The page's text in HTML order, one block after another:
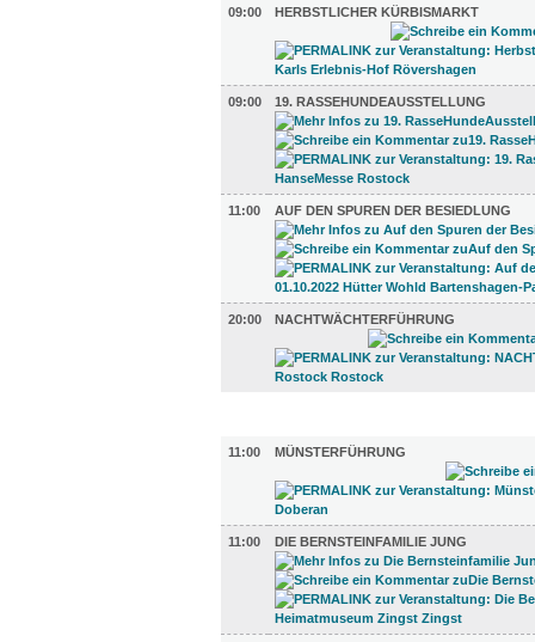
09:00 HERBSTLICHER KÜRBISMARKT
09:00 19. RASSEHUNDEAUSSTELLUNG
11:00 AUF DEN SPUREN DER BESIEDLUNG
20:00 NACHTWÄCHTERFÜHRUNG
11:00
MÜNSTERFÜHRUNG
11:00 DIE BERNSTEINFAMILIE JUNG